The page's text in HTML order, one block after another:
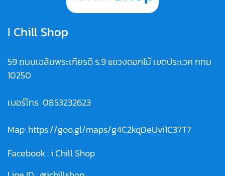
I Chill Shop
59 ถนนเฉลิมพระเกียรติ ร.9 แขวงดอกไม้ เขตประเวศ กทม
10250
เบอร์โทร 0853232623
Map:https://goo.gl/maps/g4C2kqDeUvi1C37T7
Facebook :i Chill Shop